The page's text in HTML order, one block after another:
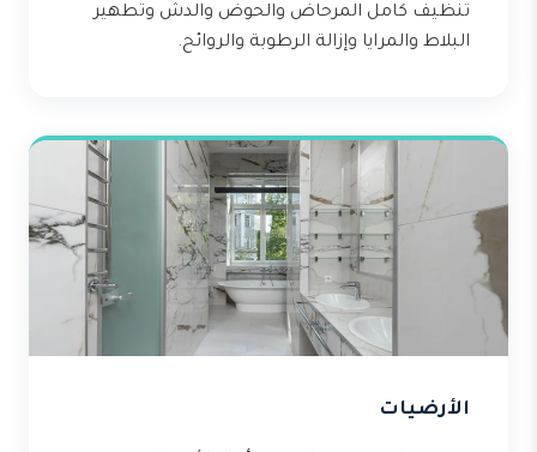
تنظيف كامل المرحاض والحوض والدش وتطهير
البلاط والمرايا وإزالة الرطوبة والروائح.
الأرضيات